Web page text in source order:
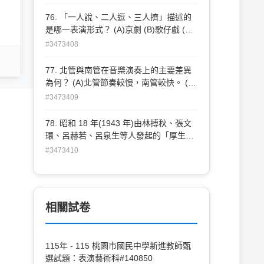
瓦(Augusto Boal) (C)葛羅托斯基(Jerzy
Grotowski) (D)康斯坦丁·史坦尼斯拉夫斯
基(Konstantin Sergeyevich Stanislavski)
馮.提爾(Lars von Trier)日後拍攝多部電
影， 如：《白癡》(The idiots 1998)、
《破浪而出》 (Breaking the
2003)最能反映其宣言精神。請問該份宣
言稱為？ (A)未來主義宣言(Manifesto del
Futurismo) (B)寫實主義宣言
Nouvelle Vague) (D)逗馬宣言(Dogme)
是哪一位作家在哪一部作品的開場？ (A)
列夫·托爾斯泰的《戰爭與和平》 (B)加布
76. 「一人說、二人逗、三人擠」描述的
是哪一表演形式？ (A)京劇 (B)歌仔戲 (C)
木偶戲 (D)相聲
#3473408
77. 北管與南管在音樂演奏上的主要差異
為何？ (A)北管節奏較慢，南管較快。 (B)
北管偏向宗教用途，南管屬戲劇演出。
與節奏的細膩。 (D)北管起源於臺南，南
管起源於北部。
#3473409
78. 昭和 18 年(1943 年)由林搏秋、張文
環、呂赫若、呂泉生等人發起的「厚生演
劇社」，在台北市永樂座公 演作品《閹
於原著更加開放，呂泉生所創作的配樂、
田野採集而來的民謠如《丟丟銅仔》更受
評。請問《閹雞》改編自下列哪一位 台灣
作家原著？ (A)張文環 (B)呂泉生 (C)王井
#3473410
相關試卷
115年 - 115 桃園市國民中學新進教師甄
選試題：表演藝術科#140850